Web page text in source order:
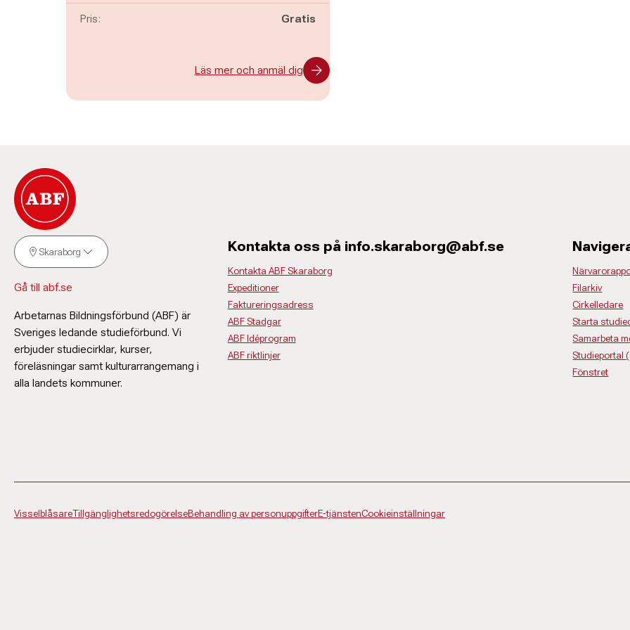
Pris: Gratis
Läs mer och anmäl dig
Skaraborg
Gå till abf.se
Arbetarnas Bildningsförbund (ABF) är
Sveriges ledande studieförbund. Vi
erbjuder studiecirklar, kurser,
föreläsningar samt kulturarrangemang i
alla landets kommuner.
Kontakta oss på info.skaraborg@abf.se
Kontakta ABF Skaraborg
Expeditioner
Faktureringsadress
ABF Stadgar
ABF Idéprogram
ABF riktlinjer
Filarkiv
Cirkelledare
Starta
Samarbeta
Studieportal
Fönstret
VisselblåsareTillgänglighetsredogörelseBehandling av personuppgifterE-tjänstenCookieinställningar